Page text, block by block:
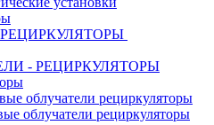
- РЕЦИРКУЛЯТОРЫ
облучатели рециркуляторы
облучатели рециркуляторы